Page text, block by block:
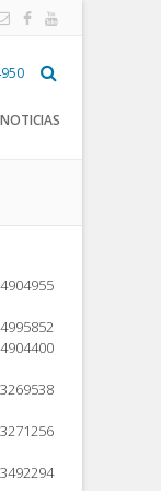
NOTICIAS